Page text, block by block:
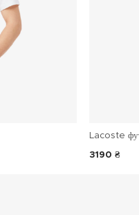
Lacoste
3190 ₴